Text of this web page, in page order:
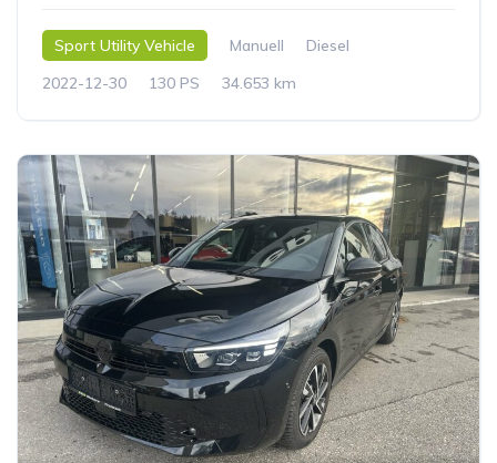
Sport Utility Vehicle Manuell
Diesel
2022-12-30
130 PS 34.653 km